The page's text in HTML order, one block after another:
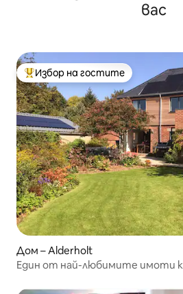
вас
Най-популярен избор на гостите
Избор на гостите
Дом – Alderholt
Един от най-любимите имоти